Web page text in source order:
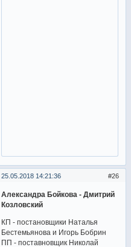
26
25.05.2018 14:21:36
Александра Бойкова - Дмитрий
Козловский
КП - постановщики Наталья
Бестемьянова и Игорь Бобрин
ПП - поставновщик Николай